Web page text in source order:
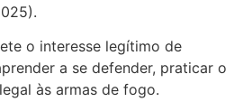
o interesse legítimo de
a se defender, praticar o
às armas de fogo.